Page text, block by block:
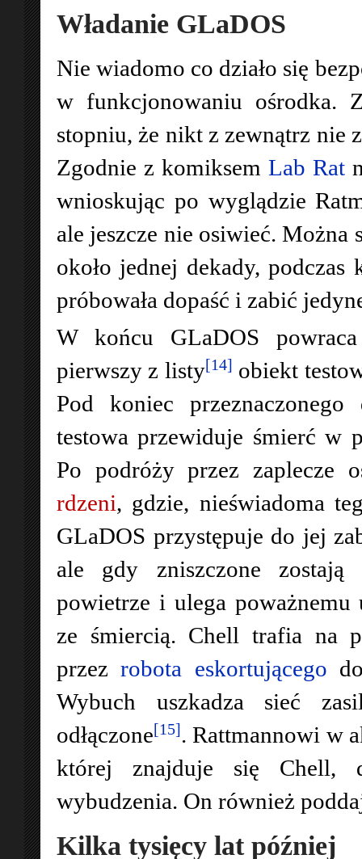
Władanie GLaDOS
Nie wiadomo co działo się
w funkcjonowaniu ośrodka.
stopniu, że nikt z zewnątrz nie
Zgodnie z komiksem Lab Rat
wnioskując po wyglądzie
ale jeszcze nie osiwieć. Można
około jednej dekady,
próbowała dopaść i zabić
W końcu GLaDOS
pierwszy z listy[14] obiekt
Pod koniec
testowa przewiduje śmierć w
Po podróży przez zaplecze
rdzeni, gdzie, nieświadoma
GLaDOS przystępuje do jej
ale gdy zniszczone
powietrze i ulega poważnemu
ze śmiercią. Chell trafia na
przezrobota eskortującego
Wybuch uszkadza sieć
odłączone[15]. Rattmannowi w
której znajduje się Chell,
wybudzenia. On również
Kilka tysięcy lat później